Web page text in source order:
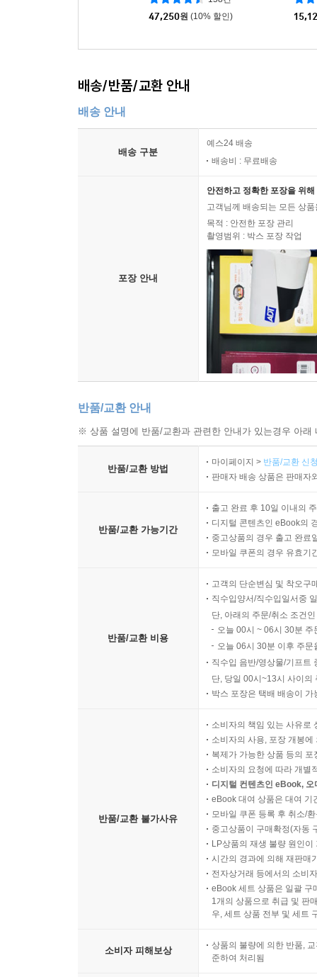
47,250원 (10% 할인)
배송/반품/교환 안내
배송 안내
배송 구분
예스24 배송
배송비 : 무료배송
포장 안내
안전하고 정확한 포장을 위
고객님께 배송되는 모든 상
목적 : 안전한 포장 관리
촬영범위 : 박스 포장 작업
반품/교환 안내
※ 상품 설명에 반품/교환과 관련한 안내가 있는경우 아
반품/교환 방법
마이페이지 > 반품/교환 신
판매자 배송 상품은 판매자
반품/교환 가능기간
출고 완료 후 10일 이내의
디지털 콘텐츠인 eBook의
중고상품의 경우 출고 완료
모바일 쿠폰의 경우 유효기
반품/교환 비용
고객의 단순변심 및 착오구
직수입양서/직수입일서중
단, 아래의 주문/취소 조건
오늘 00시 ~ 06시 30분
오늘 06시 30분 이후 주
직수입 음반/영상물/기프트
단, 당일 00시~13시 사이의
박스 포장은 택배 배송이
반품/교환 불가사유
소비자의 책임 있는 사유로
소비자의 사용, 포장 개봉
복제가 가능한 상품 등의
소비자의 요청에 따라 개별
디지털 컨텐츠인 eBook,
eBook 대여 상품은 대여 기
모바일 쿠폰 등록 후 취소/
중고상품이 구매확정(자동
LP상품의 재생 불량 원인
시간의 경과에 의해 재판매
전자상거래 등에서의 소비
eBook 세트 상품은 일괄 구
1개의 상품으로 취급 및 판
우, 세트 상품 전부 및 세트
소비자 피해보상
상품의 불량에 의한 반품,
준하여 처리됨